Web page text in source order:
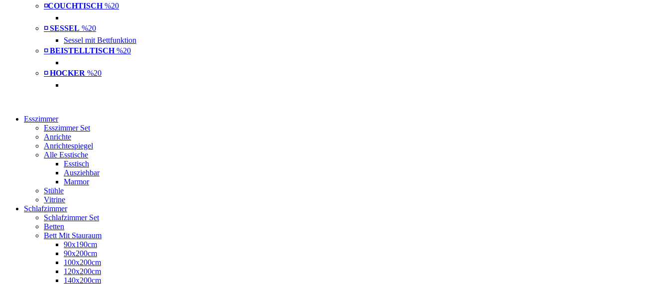
◽COUCHTISCH %20
◽ SESSEL %20
Sessel mit Bettfunktion
◽ BEISTELLTISCH %20
◽ HOCKER %20
Esszimmer
Esszimmer Set
Anrichte
Anrichtespiegel
Alle Esstische
Esstisch
Ausziehbar
Marmor
Stühle
Vitrine
Schlafzimmer
Schlafzimmer Set
Betten
Bett Mit Stauraum
90x190cm
90x200cm
100x200cm
120x200cm
140x200cm